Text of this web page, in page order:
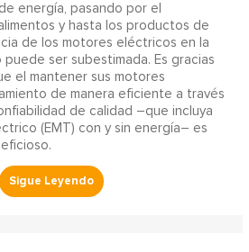
energía, pasando por el
y hasta los productos de
de los motores eléctricos en la
ser subestimada. Es gracias
el mantener sus motores
de manera eficiente a través
de calidad –que incluya
(EMT) con y sin energía– es